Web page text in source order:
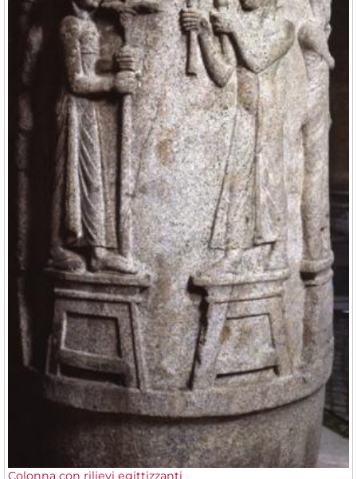
Colonna con rilievi egittizzanti